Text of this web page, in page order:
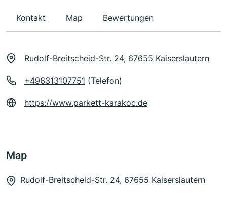
Kontakt Map Bewertungen
Rudolf-Breitscheid-Str. 24, 67655 Kaiserslautern
+496313107751 (Telefon)
https://www.parkett-karakoc.de
Map
Rudolf-Breitscheid-Str. 24, 67655 Kaiserslautern